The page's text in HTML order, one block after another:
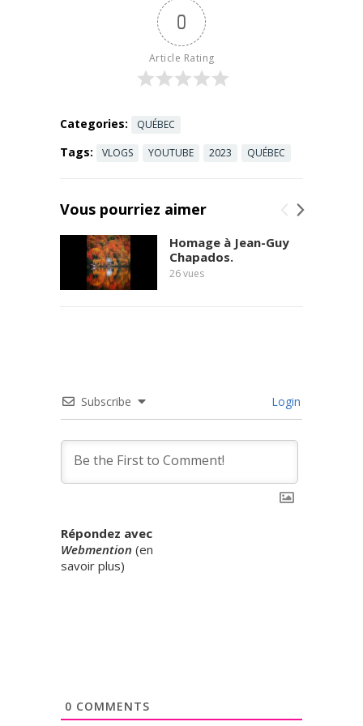
vidéo, ...
Read more
0
Article Rating
Categories: QUÉBEC
Tags: VLOGS YOUTUBE 2023 QUÉBEC
Vous pourriez aimer
Homage à Jean-Guy
Chapados.
26vues
Subscribe Login
Répondez avec
Webmention (en
savoir plus)
0 COMMENTS